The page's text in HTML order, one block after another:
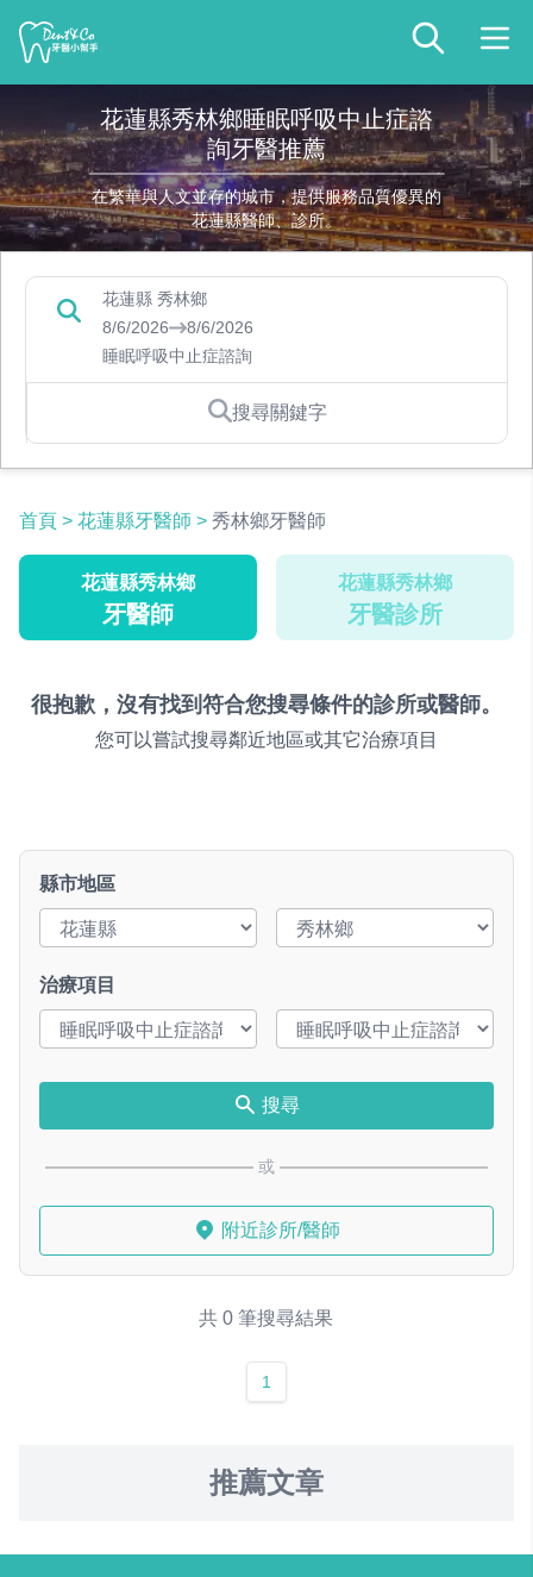
花蓮縣秀林鄉睡眠呼吸中止症諮
詢牙醫推薦
在繁華與人文並存的城市，提供服務品質優異的
花蓮縣醫師、診所。
花蓮縣 秀林鄉
8/6/2026
8/6/2026
睡眠呼吸中止症諮詢
搜尋關鍵字
首頁 > 花蓮縣牙醫師 > 秀林鄉牙醫師
花蓮縣秀林鄉
牙醫師
花蓮縣秀林鄉
牙醫診所
很抱歉，沒有找到符合您搜尋條件的診所或醫師。
您可以嘗試搜尋鄰近地區或其它治療項目
縣市地區
治療項目
搜尋
或
附近診所/醫師
共 0 筆搜尋結果
1
推薦文章